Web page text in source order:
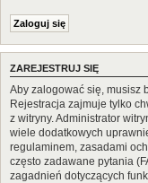
ZAREJESTRUJ SIĘ
Aby zalogować się, musisz
Rejestracja zajmuje tylko
z witryny. Administrator
wiele dodatkowych
regulaminem, zasadami
często zadawane pytania
zagadnień dotyczących